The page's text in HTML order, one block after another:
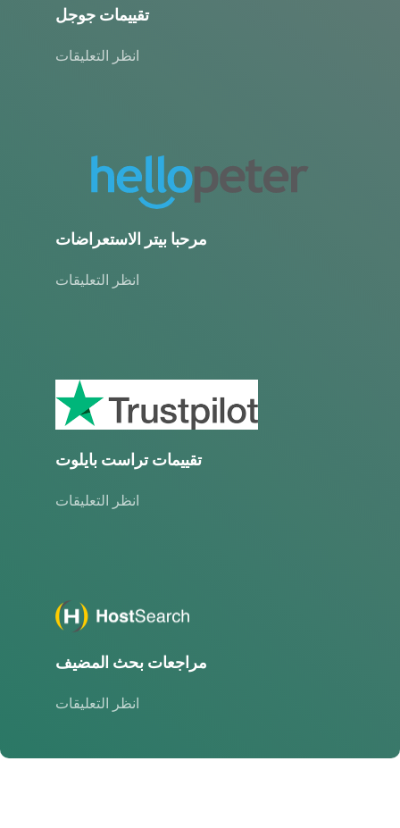
تقييمات جوجل
انظر التعليقات
مرحبا بيتر الاستعراضات
انظر التعليقات
تقييمات تراست بايلوت
انظر التعليقات
مراجعات بحث المضيف
انظر التعليقات